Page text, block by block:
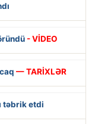
- VİDEO
— TARİXLƏR
təbrik etdi